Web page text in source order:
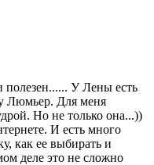
полезен...... У Лены есть
Люмьер. Для меня
Но не только она...))
И есть много
как ее выбирать и
деле это не сложно